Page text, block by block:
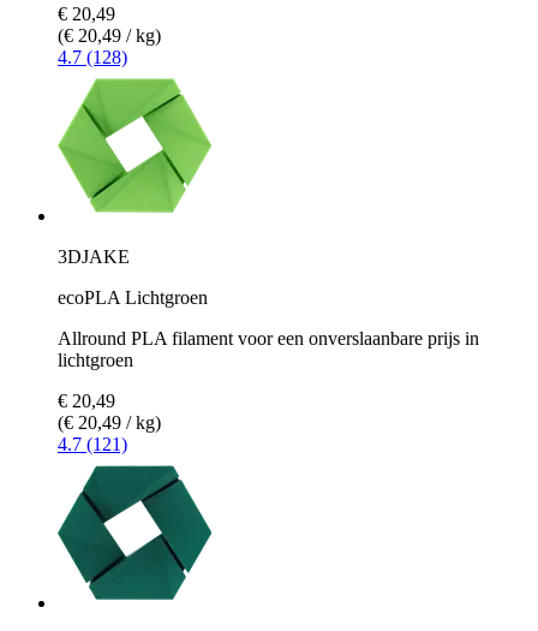
€ 20,49
(€ 20,49 / kg)
4.7 (128)
3DJAKE
ecoPLA Lichtgroen
Allround PLA filament voor een onverslaanbare prijs in
lichtgroen
€ 20,49
(€ 20,49 / kg)
4.7 (121)